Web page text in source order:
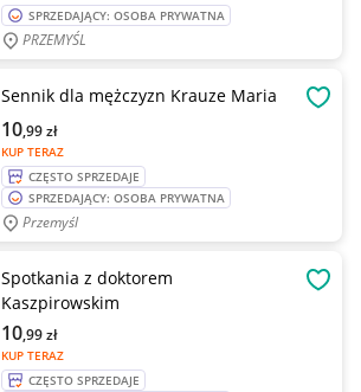
SPRZEDAJĄCY: OSOBA PRYWATNA
PRZEMYŚL
Sennik dla mężczyzn Krauze Maria
KUP TERAZ
10,99zł
CZĘSTO SPRZEDAJE
SPRZEDAJĄCY: OSOBA PRYWATNA
Przemyśl
Spotkania z doktorem
Kaszpirowskim
KUP TERAZ
10,99zł
CZĘSTO SPRZEDAJE